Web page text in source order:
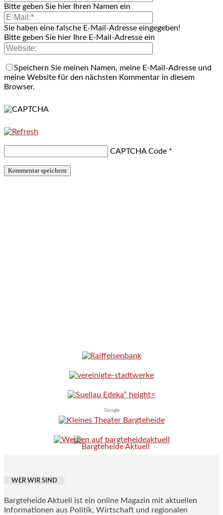
Bitte geben Sie hier Ihren Namen ein
Sie haben eine falsche E-Mail-Adresse eingegeben!
Bitte geben Sie hier Ihre E-Mail-Adresse ein
Speichern Sie meinen Namen, meine E-Mail-Adresse und
meine Website für den nächsten Kommentar in diesem
Browser.
CAPTCHA Code *
Google
WER WIR SIND
Bargteheide Aktuell ist ein online Magazin mit aktuellen
Informationen aus Politik, Wirtschaft und regionalen